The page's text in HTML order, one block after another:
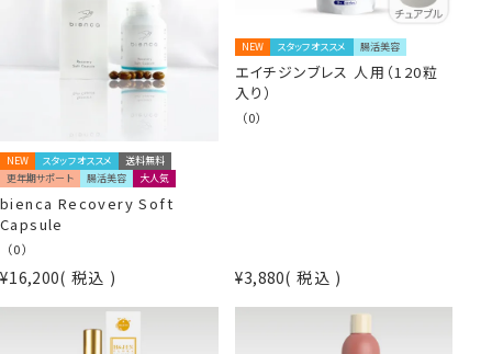
NEW スタッフオススメ
送料無料
更年期サポート
腸活美容 大人気
bienca Recovery Soft
Capsule
（0）
¥16,200 税込
NEW スタッフオススメ 腸活美容
エイチジンブレス 人用（120粒
入り）
（0）
¥3,880 税込